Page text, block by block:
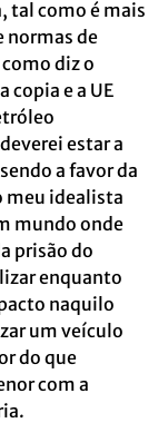
tal como é mais
normas de
diz o
copia e a UE
estar a
a favor da
meu idealista
mundo onde
prisão do
enquanto
naquilo
um veículo
do que
com a